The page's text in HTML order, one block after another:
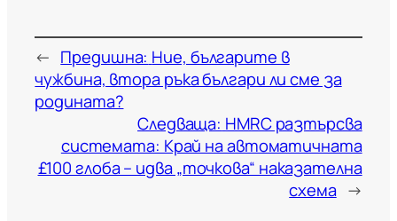
← Предишна: Ние, българите в
чужбина, втора ръка българи ли сме за
родината?
Следваща: HMRC разтърсва
системата: Край на автоматичната
£100 глоба – идва „точкова“ наказателна
схема →